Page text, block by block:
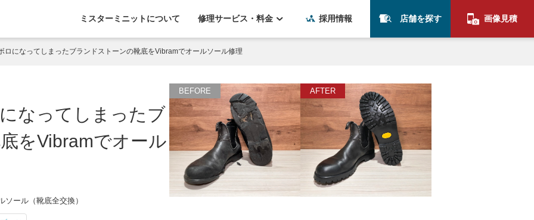
ミスターミニットについて 修理サービス・料金 採用情報 店舗を探す 画像見積
ロになってしまったブランドストーンの靴底をVibramでオールソール修理
なってしまったブ
をVibramでオール
ソール（靴底全交換）